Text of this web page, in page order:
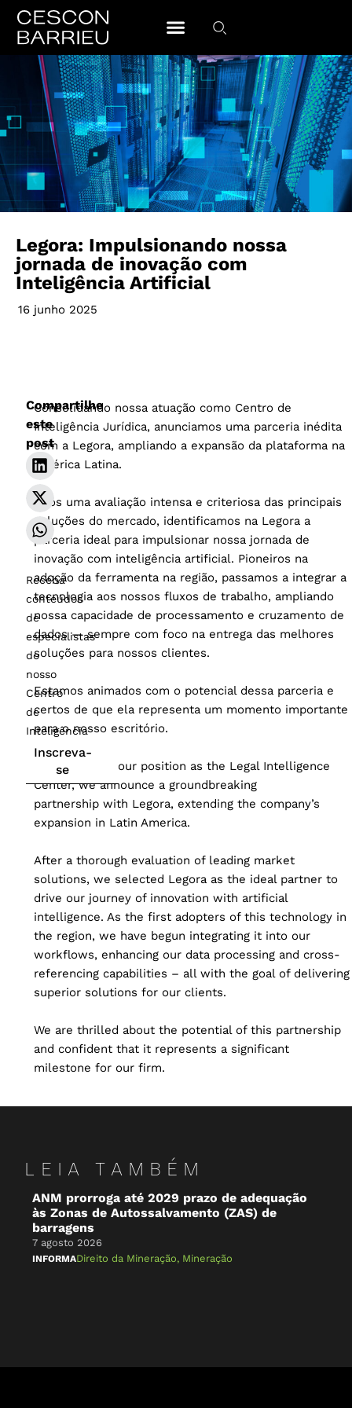
Legora: Impulsionando nossa
jornada de inovação com
Inteligência Artificial
16 junho 2025
Consolidando nossa atuação como Centro de
Inteligência Jurídica, anunciamos uma parceria inédita
com a Legora, ampliando a expansão da plataforma na
América Latina.
Após uma avaliação intensa e criteriosa das principais
soluções do mercado, identificamos na Legora a
parceria ideal para impulsionar nossa jornada de
inovação com inteligência artificial. Pioneiros na
adoção da ferramenta na região, passamos a integrar a
tecnologia aos nossos fluxos de trabalho, ampliando
nossa capacidade de processamento e cruzamento de
dados — sempre com foco na entrega das melhores
soluções para nossos clientes.
Estamos animados com o potencial dessa parceria e
certos de que ela representa um momento importante
para o nosso escritório.
Strengthening our position as the Legal Intelligence
Center, we announce a groundbreaking
partnership with Legora, extending the company’s
expansion in Latin America.
After a thorough evaluation of leading market
solutions, we selected Legora as the ideal partner to
drive our journey of innovation with artificial
intelligence. As the first adopters of this technology in
the region, we have begun integrating it into our
workflows, enhancing our data processing and cross-
referencing capabilities – all with the goal of delivering
superior solutions for our clients.
We are thrilled about the potential of this partnership
and confident that it represents a significant
milestone for our firm.
Compartilhe
este
post
Receba
conteúdos
de
especialistas
do
nosso
Centro
de
Inteligência
Inscreva-
se
LEIA TAMBÉM
ANM prorroga até 2029 prazo de adequação
às Zonas de Autossalvamento (ZAS) de
barragens
7 agosto 2026
INFORMADireito da Mineração, Mineração